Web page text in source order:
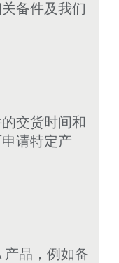
备件及我们
交货时间和
请特定产
产品，例如备